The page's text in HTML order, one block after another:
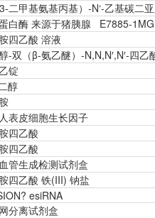
二甲基氨基丙基）-N‘-乙基碳二
白酶 来源于猪胰腺 E7885-1MG
四乙酸 溶液
-双（β-氨乙醚）-N,N,N′,N′-四
锭
醇
表皮细胞生长因子
四乙酸
四乙酸
管生成检测试剂盒
四乙酸 铁(III) 钠盐
esiRNA
分离试剂盒